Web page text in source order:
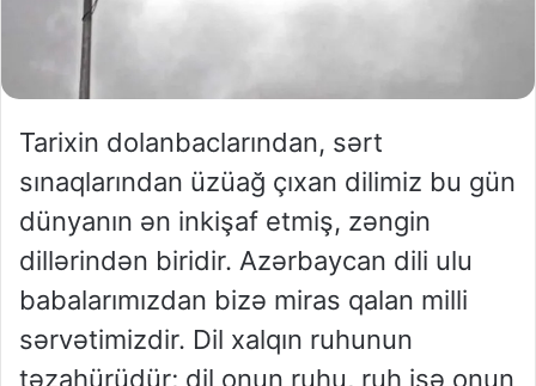
Tarixin dolanbaclarından, sərt
sınaqlarından üzüağ çıxan dilimiz bu gün
dünyanın ən inkişaf etmiş, zəngin
dillərindən biridir. Azərbaycan dili ulu
babalarımızdan bizə miras qalan milli
sərvətimizdir. Dil xalqın ruhunun
təzahürüdür; dil onun ruhu, ruh isə onun